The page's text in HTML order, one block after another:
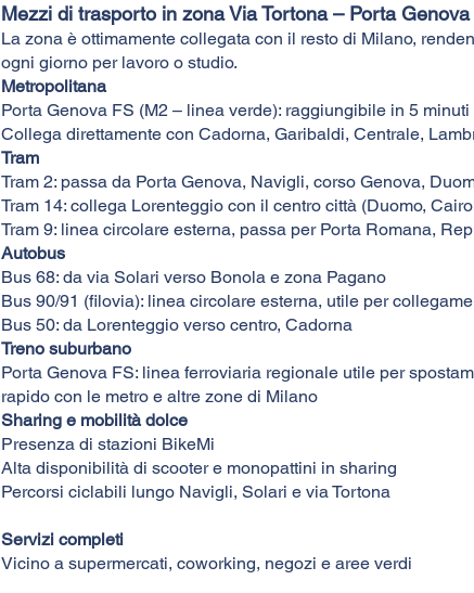
Mezzi di trasporto in zona Via Tortona – Porta Genova
La zona è ottimamente collegata con il resto di Milano,
ogni giorno per lavoro o studio.
Metropolitana
Porta Genova FS (M2 – linea verde): raggiungibile in 5 minuti
Collega direttamente con Cadorna, Garibaldi, Centrale,
Tram
Tram 2: passa da Porta Genova, Navigli, corso Genova,
Tram 14: collega Lorenteggio con il centro città (Duomo,
Tram 9: linea circolare esterna, passa per Porta Romana,
Autobus
Bus 68: da via Solari verso Bonola e zona Pagano
Bus 90/91 (filovia): linea circolare esterna, utile per
Bus 50: da Lorenteggio verso centro, Cadorna
Treno suburbano
Porta Genova FS: linea ferroviaria regionale utile per
rapido con le metro e altre zone di Milano
Sharing e mobilità dolce
Presenza di stazioni BikeMi
Alta disponibilità di scooter e monopattini in sharing
Percorsi ciclabili lungo Navigli, Solari e via Tortona
Servizi completi
Vicino a supermercati, coworking, negozi e aree verdi